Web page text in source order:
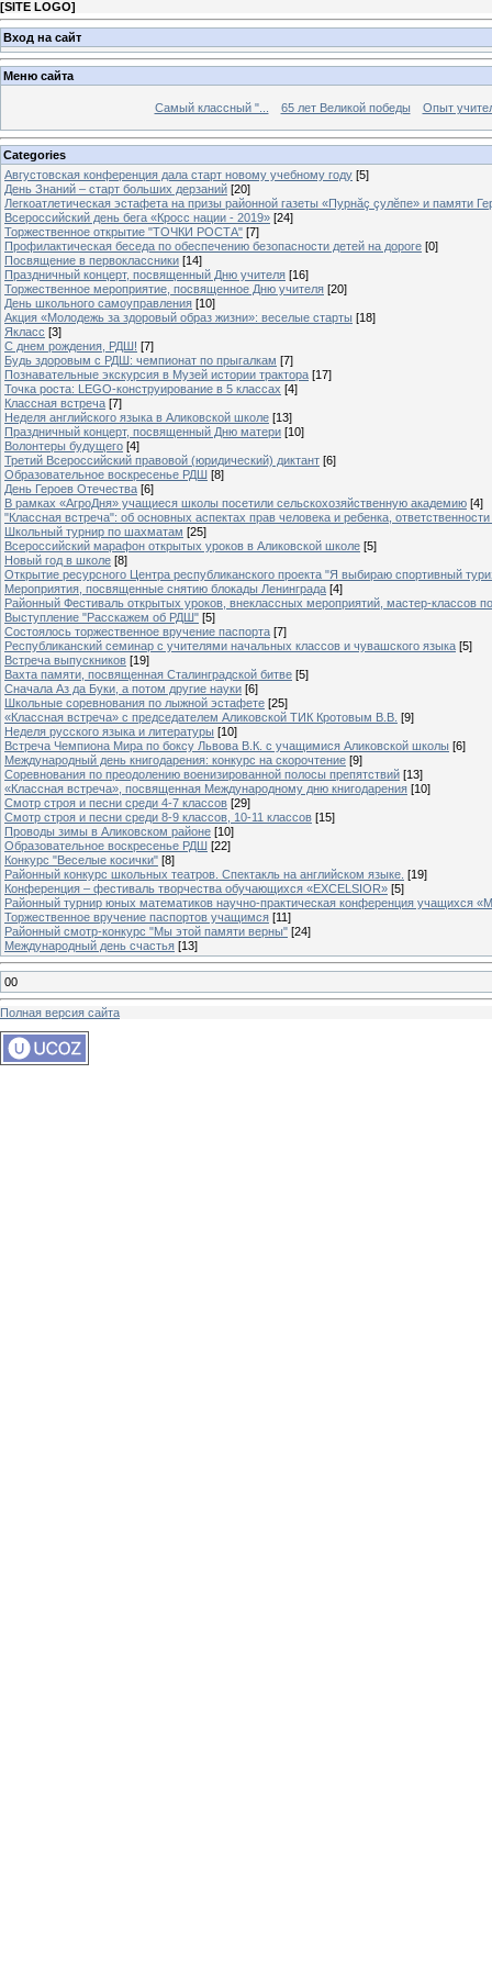
[SITE LOGO]
Вход на сайт
Меню сайта
Самый классный "... 65 лет Великой победы Опыт
Categories
Августовская конференция дала старт новому учебному году [5]
День Знаний – старт больших дерзаний [20]
Легкоатлетическая эстафета на призы районной газеты «Пурнăç çулĕпе» и памяти
Всероссийский день бега «Кросс нации - 2019» [24]
Торжественное открытие "ТОЧКИ РОСТА" [7]
Профилактическая беседа по обеспечению безопасности детей на дороге [0]
Посвящение в первоклассники [14]
Праздничный концерт, посвященный Дню учителя [16]
Торжественное мероприятие, посвященное Дню учителя [20]
День школьного самоуправления [10]
Акция «Молодежь за здоровый образ жизни»: веселые старты [18]
Якласс [3]
С днем рождения, РДШ! [7]
Будь здоровым с РДШ: чемпионат по прыгалкам [7]
Познавательные экскурсия в Музей истории трактора [17]
Точка роста: LEGO-конструирование в 5 классах [4]
Классная встреча [7]
Неделя английского языка в Аликовской школе [13]
Праздничный концерт, посвященный Дню матери [10]
Волонтеры будущего [4]
Третий Всероссийский правовой (юридический) диктант [6]
Образовательное воскресенье РДШ [8]
День Героев Отечества [6]
В рамках «АгроДня» учащиеся школы посетили сельскохозяйственную академию [4]
"Классная встреча": об основных аспектах прав человека и ребенка,
Школьный турнир по шахматам [25]
Всероссийский марафон открытых уроков в Аликовской школе [5]
Новый год в школе [8]
Открытие ресурсного Центра республиканского проекта "Я выбираю спортивный
Мероприятия, посвященные снятию блокады Ленинграда [4]
Районный Фестиваль открытых уроков, внеклассных мероприятий, мастер-классов
Выступление "Расскажем об РДШ" [5]
Состоялось торжественное вручение паспорта [7]
Республиканский семинар с учителями начальных классов и чувашского языка [5]
Встреча выпускников [19]
Вахта памяти, посвященная Сталинградской битве [5]
Сначала Аз да Буки, а потом другие науки [6]
Школьные соревнования по лыжной эстафете [25]
«Классная встреча» с председателем Аликовской ТИК Кротовым В.В. [9]
Неделя русского языка и литературы [10]
Встреча Чемпиона Мира по боксу Львова В.К. с учащимися Аликовской школы [6]
Международный день книгодарения: конкурс на скорочтение [9]
Cоревнования по преодолению военизированной полосы препятствий [13]
«Классная встреча», посвященная Международному дню книгодарения [10]
Смотр строя и песни среди 4-7 классов [29]
Смотр строя и песни среди 8-9 классов, 10-11 классов [15]
Проводы зимы в Аликовском районе [10]
Образовательное воскресенье РДШ [22]
Конкурс "Веселые косички" [8]
Районный конкурс школьных театров. Спектакль на английском языке. [19]
Конференция – фестиваль творчества обучающихся «EXCELSIOR» [5]
Районный турнир юных математиков научно-практическая конференция учащихся
Торжественное вручение паспортов учащимся [11]
Районный смотр-конкурс "Мы этой памяти верны" [24]
Международный день счастья [13]
00
Полная версия сайта